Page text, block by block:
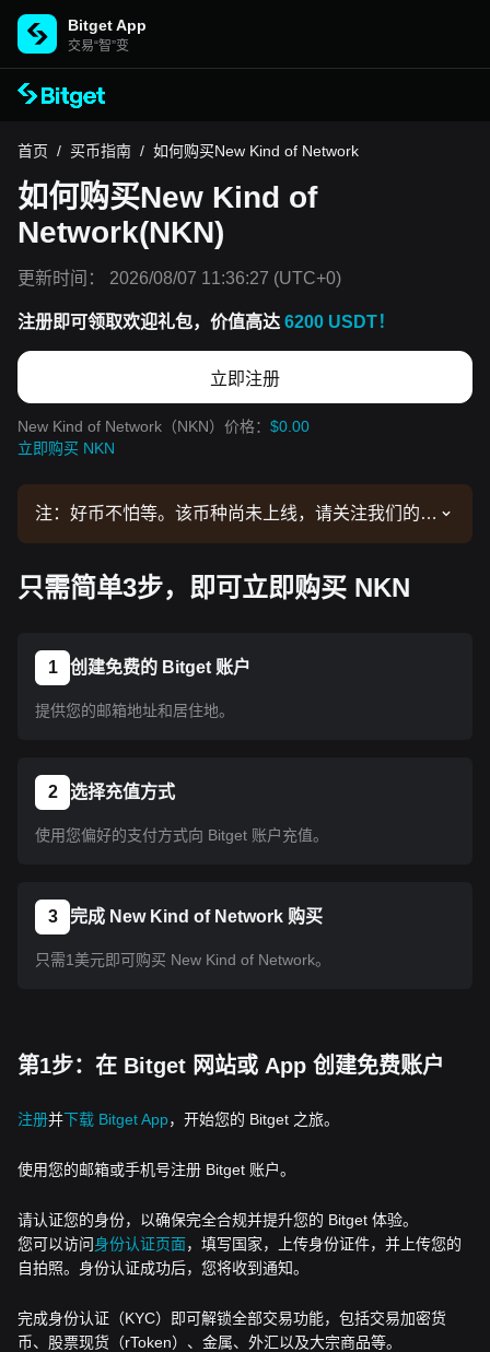
Bitget App
交易“智”变
首页 / 买币指南 / 如何购买New Kind of Network
如何购买New Kind of
Network(NKN)
更新时间： 2026/08/07 11:36:27 (UTC+0)
注册即可领取欢迎礼包，价值高达 6200 USDT！
立即注册
New Kind of Network（NKN）价格： $0.00
立即购买 NKN
注：好币不怕等。该币种尚未上线，请关注我们的公
操作流程。
只需简单3步，即可立即购买 NKN
1 创建免费的 Bitget 账户
提供您的邮箱地址和居住地。
2 选择充值方式
使用您偏好的支付方式向 Bitget 账户充值。
3 完成 New Kind of Network 购买
只需1美元即可购买 New Kind of Network。
第1步：在 Bitget 网站或 App 创建免费账户
注册并下载 Bitget App，开始您的 Bitget 之旅。
使用您的邮箱或手机号注册 Bitget 账户。
请认证您的身份，以确保完全合规并提升您的 Bitget 体验。
您可以访问身份认证页面，填写国家，上传身份证件，并上传您的
自拍照。身份认证成功后，您将收到通知。
完成身份认证（KYC）即可解锁全部交易功能，包括交易加密货
币、股票现货（rToken）、金属、外汇以及大宗商品等。